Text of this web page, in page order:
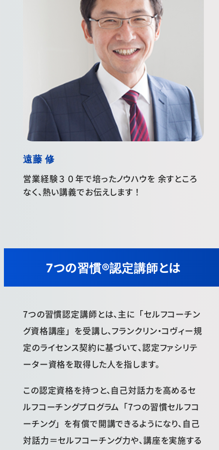
遠藤 修
営業経験３０年で培ったノウハウを 余すところ
なく、熱い講義でお伝えします！
7つの習慣®認定講師とは
7つの習慣認定講師とは、主に「セルフコーチン
グ資格講座」を受講し、フランクリン・コヴィー規
定のライセンス契約に基づいて、認定ファシリテ
ーター資格を取得した人を指します。
この認定資格を持つと、自己対話力を高めるセ
ルフコーチングプログラム「7つの習慣セルフコ
ーチング」を有償で開講できるようになり、自己
対話力＝セルフコーチング力や、講座を実施する